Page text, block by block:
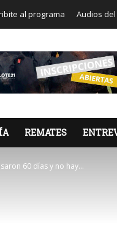
al programa Audios
REMATES
60 días y no hay...